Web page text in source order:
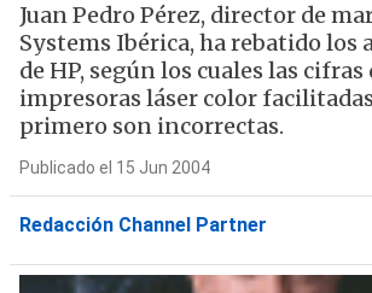
Juan Pedro Pérez, director de
Systems Ibérica, ha rebatido los
de HP, según los cuales las cifras
impresoras láser color
primero son incorrectas.
Publicado el 15 Jun 2004
Redacción Channel Partner